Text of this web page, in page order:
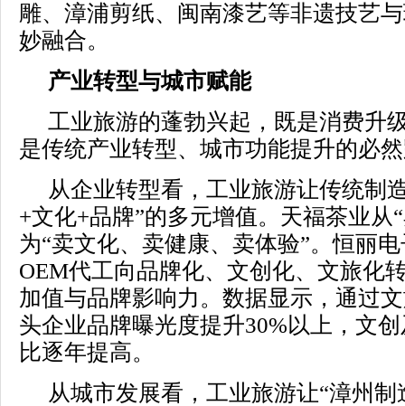
雕、漳浦剪纸、闽南漆艺等非遗技艺
妙融合。
产业转型与城市赋能
工业旅游的蓬勃兴起，既是消费升
是传统产业转型、城市功能提升的必
从企业转型看，工业旅游让传统制
+文化+品牌”的多元增值。天福茶业从
为“卖文化、卖健康、卖体验”。恒丽
OEM代工向品牌化、文创化、文旅化
加值与品牌影响力。数据显示，通过
头企业品牌曝光度提升30%以上，文
比逐年提高。
从城市发展看，工业旅游让“漳州